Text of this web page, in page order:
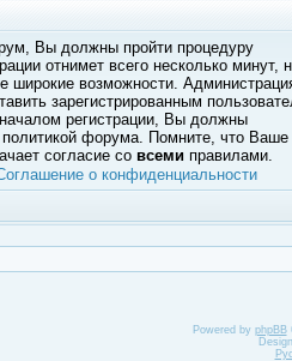
Вы должны пройти процедуру
отнимет всего несколько минут,
широкие возможности.
зарегистрированным
регистрации, Вы должны
форума. Помните, что Ваше
согласие со всеми правилами.
о конфиденциальности
Powered by phpBB